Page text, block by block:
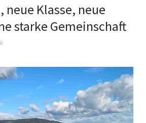
neue Klasse, neue
starke Gemeinschaft